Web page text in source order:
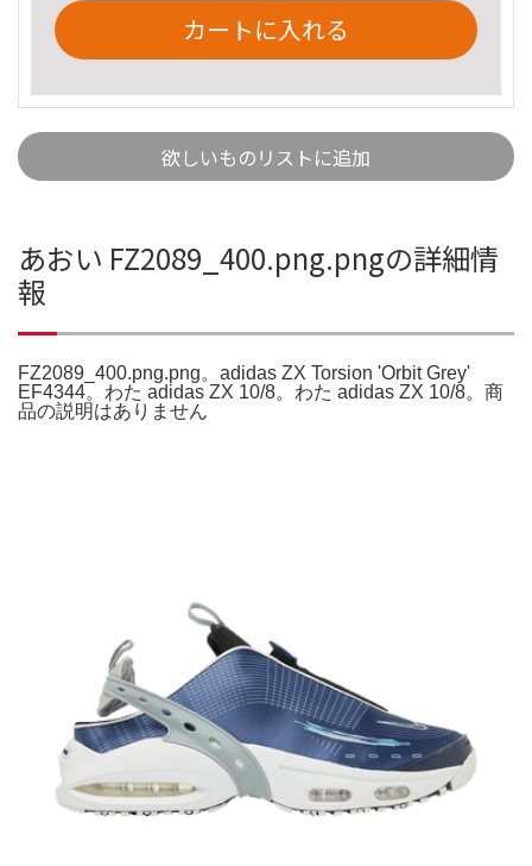
カートに入れる
欲しいものリストに追加
あおい FZ2089_400.png.pngの詳細情
報
FZ2089_400.png.png。adidas ZX Torsion 'Orbit Grey'
EF4344。わた adidas ZX 10/8。わた adidas ZX 10/8。商
品の説明はありません